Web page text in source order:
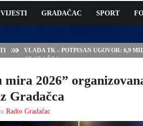
VIJESTI GRADAČAC SPORT
VLADA TK – POTPISAN UGOVOR: 6,9
GRADAČCA
2026”
Gradačca
Radio Gradačac